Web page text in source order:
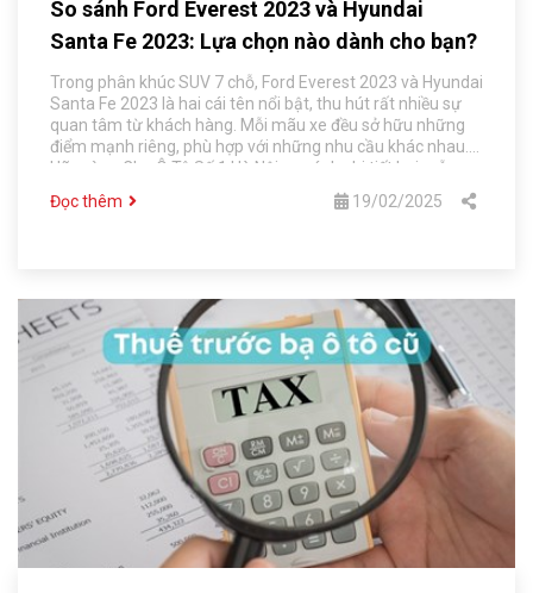
So sánh Ford Everest 2023 và Hyundai
Santa Fe 2023: Lựa chọn nào dành cho bạn?
Trong phân khúc SUV 7 chỗ, Ford Everest 2023 và Hyundai
Santa Fe 2023 là hai cái tên nổi bật, thu hút rất nhiều sự
quan tâm từ khách hàng. Mỗi mãu xe đều sở hữu những
điểm mạnh riêng, phù hợp với những nhu cầu khác nhau.
Hãy cùng Chợ Ô Tô Số 1 Hà Nội so sánh chi tiết hai mẫu xe
Đọc thêm 19/02/2025